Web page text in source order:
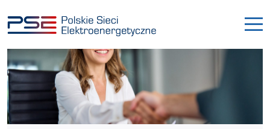
do
menu
do
treści